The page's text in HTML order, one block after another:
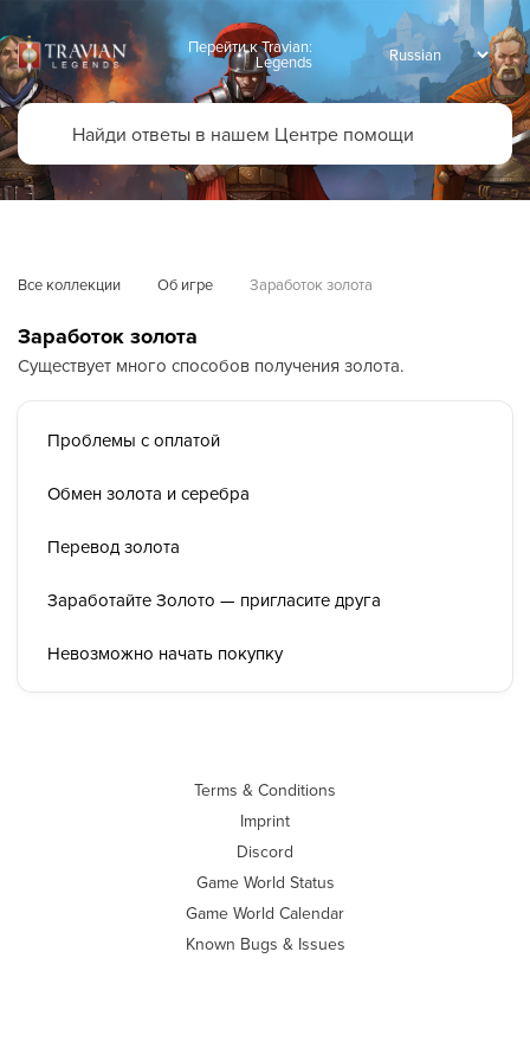
Перейти к Travian:
Legends
Все коллекции Об игре Заработок золота
Заработок золота
Существует много способов получения золота.
Проблемы с оплатой
Обмен золота и серебра
Перевод золота
Заработайте Золото — пригласите друга
Невозможно начать покупку
Terms & Conditions
Imprint
Discord
Game World Status
Game World Calendar
Known Bugs & Issues